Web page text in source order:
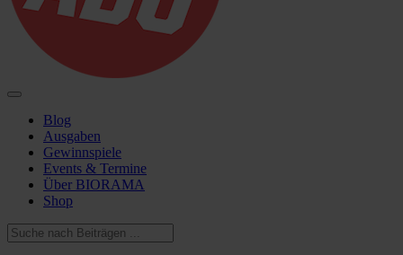
Blog
Ausgaben
Gewinnspiele
Events & Termine
Über BIORAMA
Shop